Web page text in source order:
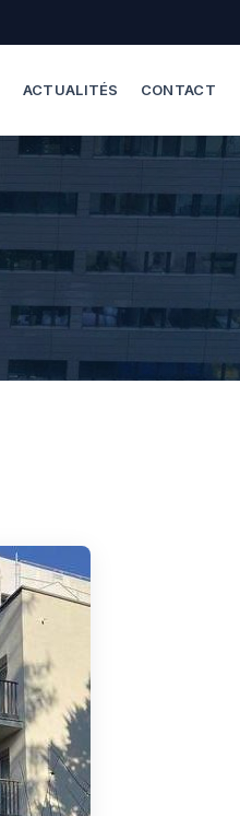
ACTUALITÉS CONTACT